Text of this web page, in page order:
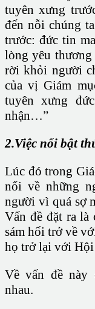
tuyên xưng
đến nỗi chúng
trước: đức tin
lòng yêu
rời khỏi người
của vị Giám
tuyên xưng
nhận…”
2.Việc nổi bật
Lúc đó trong
nổi về những
người vì quá sợ
Vấn đề đặt ra là
sám hối trở về
họ trở lại với
Về vấn đề này
nhau.